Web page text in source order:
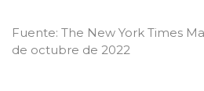
Fuente: The New York Times
de octubre de 2022